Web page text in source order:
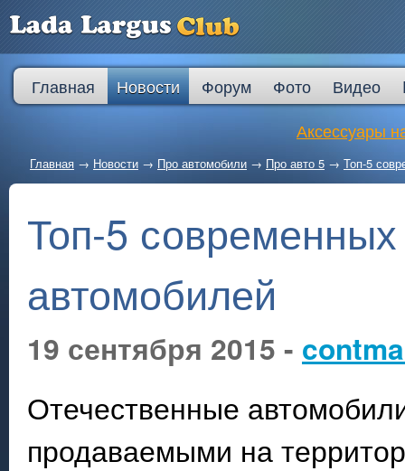
Главная Новости Форум Фото Видео
Аксессуары
Главная → Новости → Про автомобили → Про авто 5 → Топ-5
Топ-5
автомобилей
19 сентября 2015 -
Отечественные
продаваемыми на